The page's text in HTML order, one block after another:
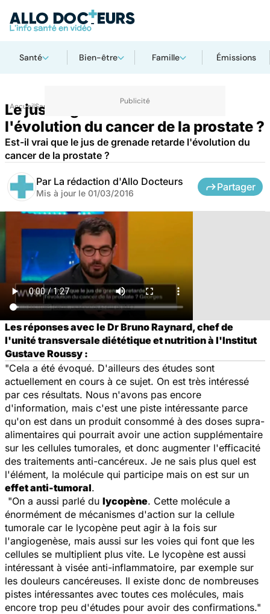
Santé Bien-être Famille Émissions
AccueilSanté
Le jus de grenade retarde-t-il
l'évolution du cancer de la prostate ?
Est-il vrai que le jus de grenade retarde l'évolution du
cancer de la prostate ?
Par La rédaction d'Allo Docteurs
Mis à jour le 01/03/2016
Partager
Les réponses avec le Dr Bruno Raynard, chef de
l'unité transversale diététique et nutrition à l'Institut
Gustave Roussy :
"Cela a été évoqué. D'ailleurs des études sont
actuellement en cours à ce sujet. On est très intéressé
par ces résultats. Nous n'avons pas encore
d'information, mais c'est une piste intéressante parce
qu'on est dans un produit consommé à des doses supra-
alimentaires qui pourrait avoir une action supplémentaire
sur les cellules tumorales, et donc augmenter l'efficacité
des traitements anti-cancéreux. Je ne sais plus quel est
l'élément, la molécule qui participe mais on est sur un
effet anti-tumoral.
"On a aussi parlé du lycopène. Cette molécule a
énormément de mécanismes d'action sur la cellule
tumorale car le lycopène peut agir à la fois sur
l'angiogenèse, mais aussi sur les voies qui font que les
cellules se multiplient plus vite. Le lycopène est aussi
intéressant à visée anti-inflammatoire, par exemple sur
les douleurs cancéreuses. Il existe donc de nombreuses
pistes intéressantes avec toutes ces molécules, mais
encore trop peu d'études pour avoir des confirmations."